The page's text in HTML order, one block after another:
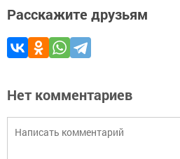
Расскажите друзьям
Нет комментариев